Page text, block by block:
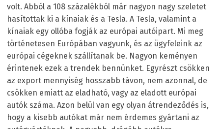
volt. Abból a 108 százalékból már nagyon nagy szeletet
hasítottak ki a kínaiak és a Tesla. A Tesla, valamint a
kínaiak egy ollóba fogják az európai autóipart. Mi meg
történetesen Európában vagyunk, és az ügyfeleink az
európai cégeknek szállítanak be. Nagyon keményen
érintenek ezek a trendek bennünket. Egyrészt csökken
az export mennyiség hosszabb távon, nem azonnal, de
csökken emiatt az eladható, vagy az eladott európai
autók száma. Azon belül van egy olyan átrendeződés is,
hogy a kisebb autókat már nem érdemes gyártani az